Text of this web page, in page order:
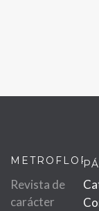
METROFLOR
Revista de
carácter